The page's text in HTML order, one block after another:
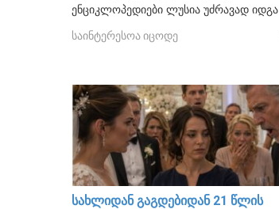
ენციკლოპედიები ლუსია უძრავად იდგა
საინტერესოა იცოდე
სახლიდან გაგდებიდან 21 წლის